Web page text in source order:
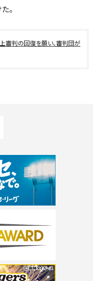
。
審判の回復を願い、審判団が